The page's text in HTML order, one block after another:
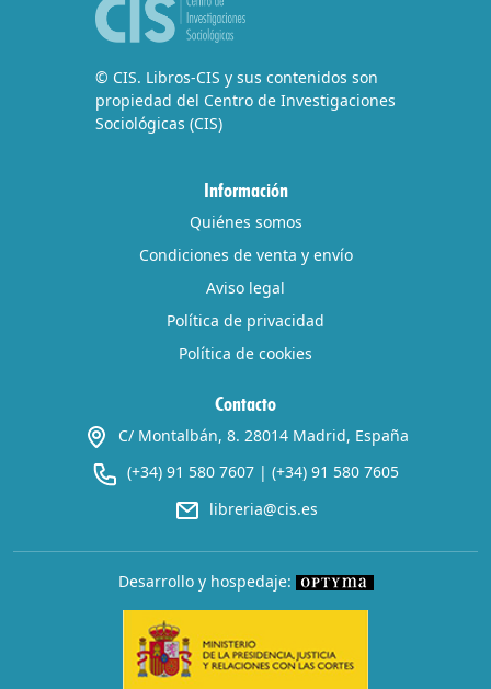
© CIS. Libros-CIS y sus contenidos son
propiedad del Centro de Investigaciones
Sociológicas (CIS)
Información
Quiénes somos
Condiciones de venta y envío
Aviso legal
Política de privacidad
Política de cookies
Contacto
C/ Montalbán, 8. 28014 Madrid, España
(+34) 91 580 7607 | (+34) 91 580 7605
libreria@cis.es
Desarrollo y hospedaje: